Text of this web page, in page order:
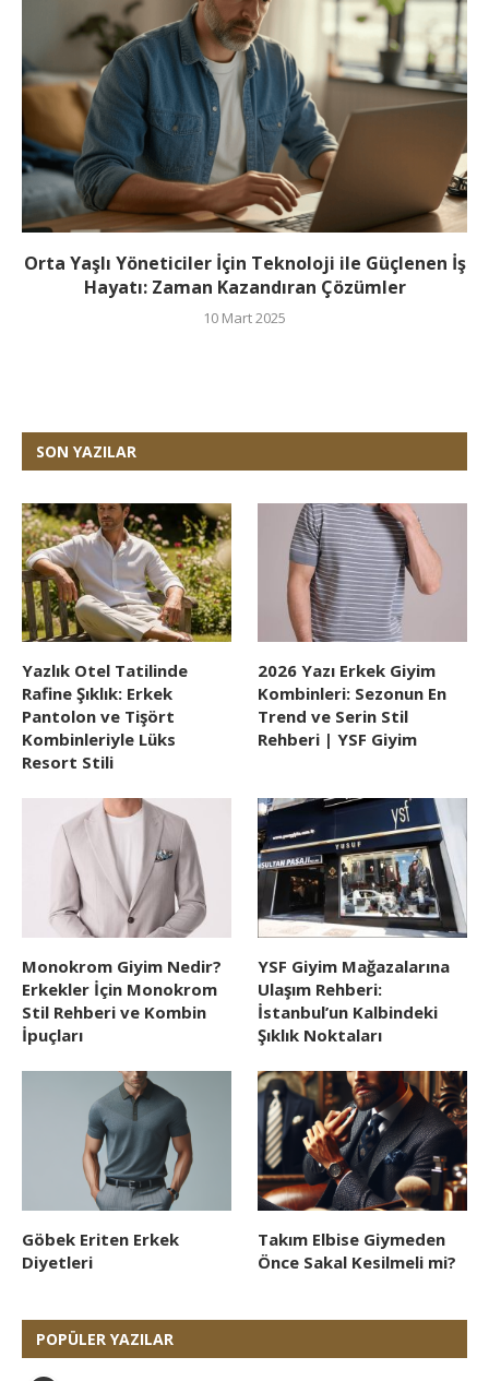
Orta Yaşlı Yöneticiler İçin Teknoloji ile Güçlenen İş
Hayatı: Zaman Kazandıran Çözümler
10 Mart 2025
SON YAZILAR
Yazlık Otel Tatilinde
Rafine Şıklık: Erkek
Pantolon ve Tişört
Kombinleriyle Lüks
Resort Stili
2026 Yazı Erkek Giyim
Kombinleri: Sezonun En
Trend ve Serin Stil
Rehberi | YSF Giyim
Monokrom Giyim Nedir?
Erkekler İçin Monokrom
Stil Rehberi ve Kombin
İpuçları
YSF Giyim Mağazalarına
Ulaşım Rehberi:
İstanbul’un Kalbindeki
Şıklık Noktaları
Göbek Eriten Erkek
Diyetleri
Takım Elbise Giymeden
Önce Sakal Kesilmeli mi?
POPÜLER YAZILAR